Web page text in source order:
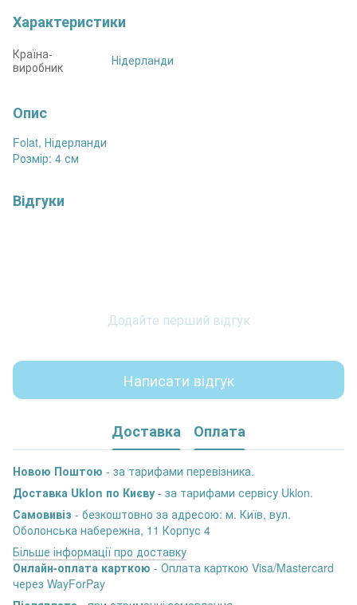
Характеристики
Країна-
виробник
Нідерланди
Опис
Folat, Нідерланди
Розмір: 4 см
Відгуки
Додайте перший відгук
Написати відгук
Доставка Оплата
Новою Поштою - за тарифами перевізника.
Доставка Uklon по Києву - за тарифами сервісу Uklon.
Самовивіз - безкоштовно за адресою: м. Київ, вул.
Оболонська набережна, 11 Корпус 4
Більше інформації про доставку
Онлайн-оплата карткою - Оплата карткою Visa/Mastercard
через WayForPay